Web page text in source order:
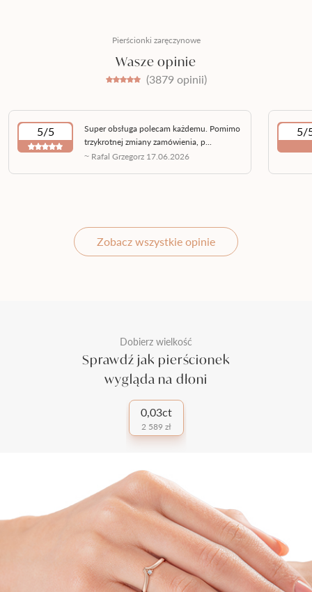
Pierścionki zaręczynowe
Wasze opinie
(3879 opinii)
5/5
Super obsługa polecam każdemu. Pomimo
trzykrotnej zmiany zamówienia, p...
~ Rafal Grzegorz 17.06.2026
5/
Zobacz wszystkie opinie
Dobierz wielkość
Sprawdź jak pierścionek
wygląda na dłoni
0,03ct
2 589 zł